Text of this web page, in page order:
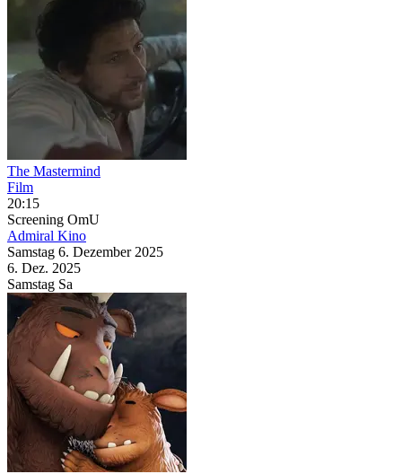
The Mastermind
Film
20:15
Screening OmU
Admiral Kino
Samstag 6. Dezember 2025
6. Dez. 2025
Samstag Sa